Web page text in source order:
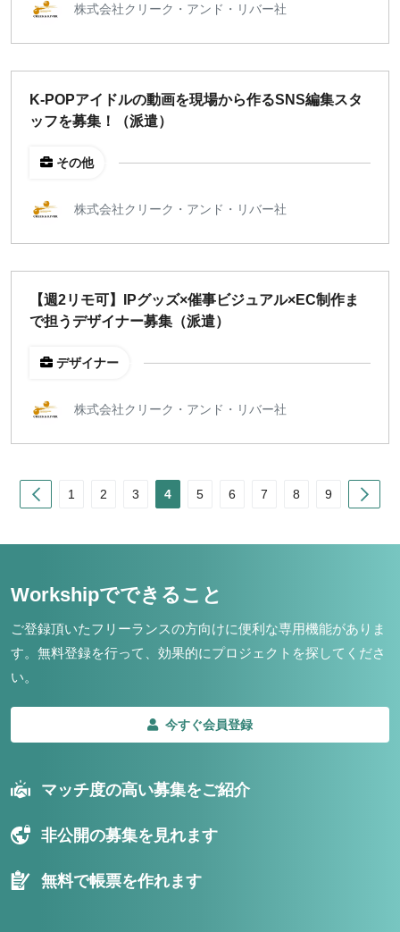
株式会社クリーク・アンド・リバー社
K-POPアイドルの動画を現場から作るSNS編集スタ
ッフを募集！（派遣）
その他
株式会社クリーク・アンド・リバー社
【週2リモ可】IPグッズ×催事ビジュアル×EC制作ま
で担うデザイナー募集（派遣）
デザイナー
株式会社クリーク・アンド・リバー社
Prev1 2 3 4 5 6 7 8 9
Workshipでできること
ご登録頂いたフリーランスの方向けに便利な専用機能がありま
す。 無料登録を行って、効果的にプロジェクトを探してくださ
い。
今すぐ会員登録
マッチ度の高い募集をご紹介
非公開の募集を見れます
無料で帳票を作れます